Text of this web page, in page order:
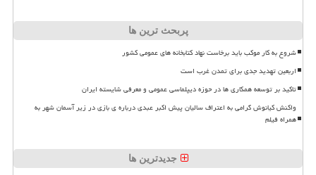
پربحث ترین ها
شروع به کار موکب باید برخاست نهاد کتابخانه های عمومی کشور
اربعین تهدید جدی برای تمدن غرب است
تاکید بر توسعه همکاری ها در حوزه دیپلماسی عمومی و معرفی شایسته ایران
واکنش کیانوش گرامی به اعتراف سالیان پیش اکبر عبدی درباره ی بازی در زیر آسمان شهر به
همراه فیلم
جدیدترین ها